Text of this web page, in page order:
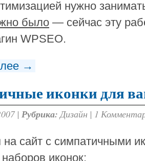
нужно
было — сейчас эту
WPSEO.
→
иконки для
| Рубрика: Дизайн | 1
на сайт с симпатичными
иконок: